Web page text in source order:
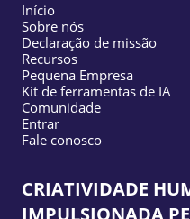
Início
Sobre nós
Declaração de missão
Recursos
Pequena Empresa
Kit de ferramentas de IA
Comunidade
Entrar
Fale conosco
CRIATIVIDADE